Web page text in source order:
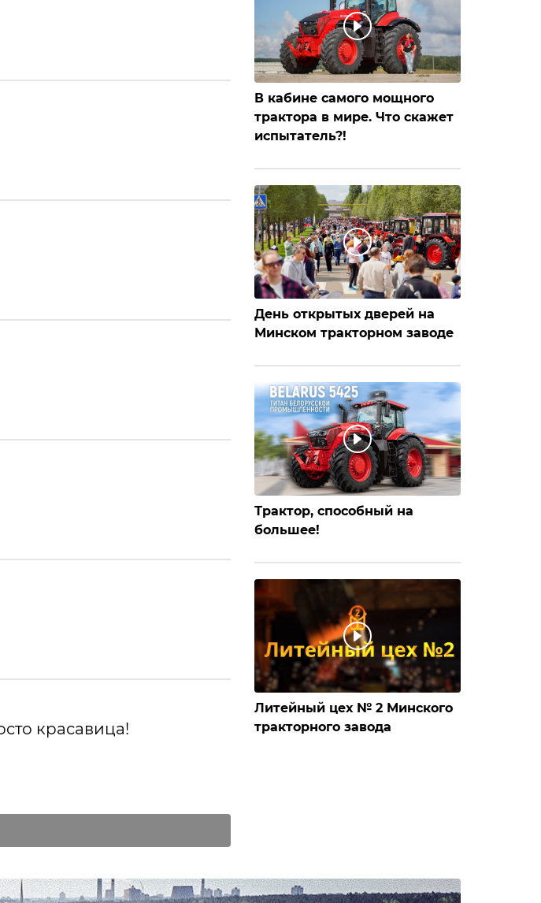
красавица!
В кабине самого мощного
трактора в мире. Что скажет
испытатель?!
День открытых дверей на
Минском тракторном заводе
Трактор, способный на
большее!
Литейный цех № 2 Минского
тракторного завода